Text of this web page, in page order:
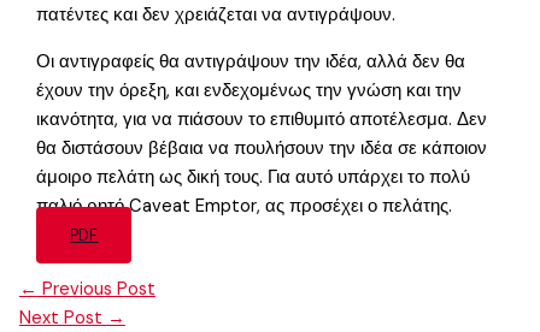
πατέντες και δεν χρειάζεται να αντιγράψουν.
Οι αντιγραφείς θα αντιγράψουν την ιδέα, αλλά δεν θα
έχουν την όρεξη, και ενδεχομένως την γνώση και την
ικανότητα, για να πιάσουν το επιθυμιτό αποτέλεσμα. Δεν
θα διστάσουν βέβαια να πουλήσουν την ιδέα σε κάποιον
άμοιρο πελάτη ως δική τους. Για αυτό υπάρχει το πολύ
παλιό ρητό Caveat Emptor, ας προσέχει ο πελάτης.
PDF
← Previous Post
Next Post →